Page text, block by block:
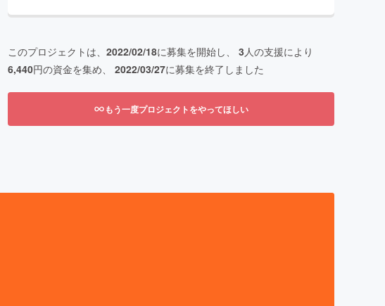
このプロジェクトは、 2022/02/18に募集を開始し、 3人の支援により
6,440円の資金を集め、 2022/03/27に募集を終了しました
もう一度プロジェクトをやってほしい